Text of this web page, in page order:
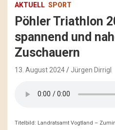
AKTUELL SPORT
Pöhler Triathlon
spannend und
Zuschauern
13. August 2024 Jürgen Dirrigl
Titelbild: Landratsamt Vogtland –